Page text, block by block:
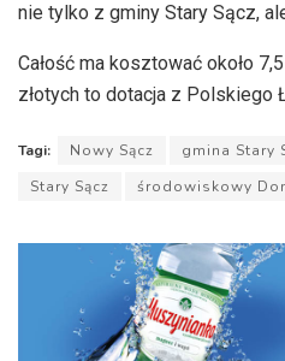
nie tylko z gminy Stary Sącz,
Całość ma kosztować około
złotych to dotacja z Polskiego
Tagi: Nowy Sącz gmina Stary
Stary Sącz
środowiskowy